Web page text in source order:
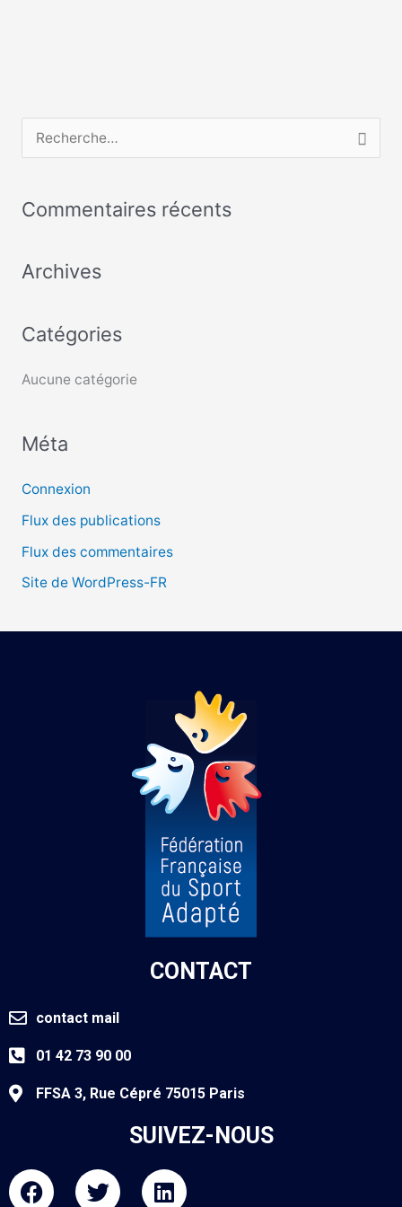
c
r
h
:
Commentaires récents
Archives
Catégories
Aucune catégorie
Méta
Connexion
Flux des publications
Flux des commentaires
Site de WordPress-FR
CONTACT
contact mail
01 42 73 90 00
FFSA 3, Rue Cépré 75015 Paris
SUIVEZ-NOUS
F
T
L